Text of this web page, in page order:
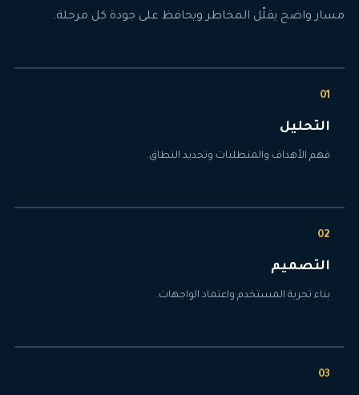
مسار واضح يقلّل المخاطر ويحافظ على جودة كل مرحلة.
التحليل
فهم الأهداف والمتطلبات وتحديد النطاق.
التصميم
بناء تجربة المستخدم واعتماد الواجهات.